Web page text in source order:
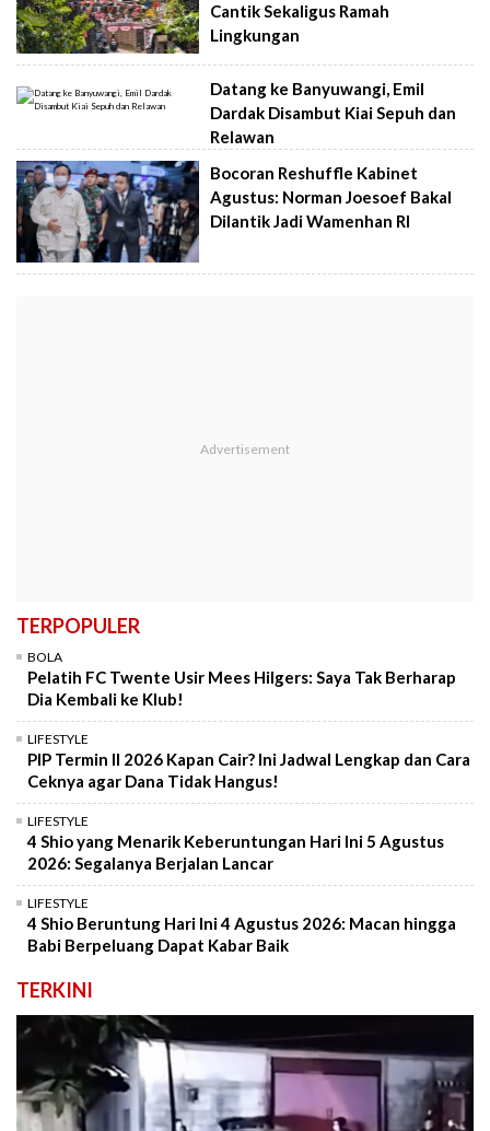
Cantik Sekaligus Ramah
Lingkungan
Datang ke Banyuwangi, Emil
Dardak Disambut Kiai Sepuh dan
Relawan
Bocoran Reshuffle Kabinet
Agustus: Norman Joesoef Bakal
Dilantik Jadi Wamenhan RI
TERPOPULER
BOLA
Pelatih FC Twente Usir Mees Hilgers: Saya Tak Berharap
Dia Kembali ke Klub!
LIFESTYLE
PIP Termin II 2026 Kapan Cair? Ini Jadwal Lengkap dan Cara
Ceknya agar Dana Tidak Hangus!
LIFESTYLE
4 Shio yang Menarik Keberuntungan Hari Ini 5 Agustus
2026: Segalanya Berjalan Lancar
LIFESTYLE
4 Shio Beruntung Hari Ini 4 Agustus 2026: Macan hingga
Babi Berpeluang Dapat Kabar Baik
TERKINI